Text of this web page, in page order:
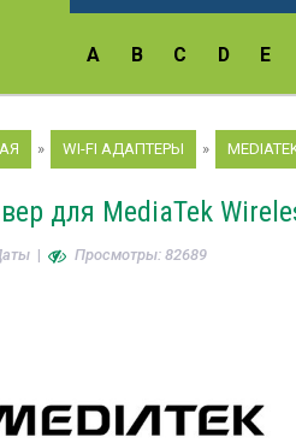
A B C D E
» WI-FI АДАПТЕРЫ »
для MediaTek
| Просмотры: 82689